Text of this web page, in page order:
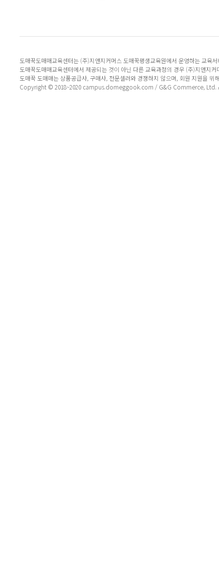
도매꾹도매매교육센터는 (주)지앤지커머스 도매꾹평생교육원에서 운영하는 교육
도매꾹도매매교육센터에서 제공되는 것이 아닌 다른 교육과정의 경우 (주)지앤지
도매꾹 도매매는 상품공급사, 구매사, 전문셀러와 경쟁하지 않으며, 회원 지원을 위
Copyright © 2018~2020 campus.domeggook.com / G&G Commerce, Ltd.